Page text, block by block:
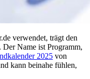
verwendet, trägt den
Der Name ist Programm,
2025 von
kann beinahe fühlen,